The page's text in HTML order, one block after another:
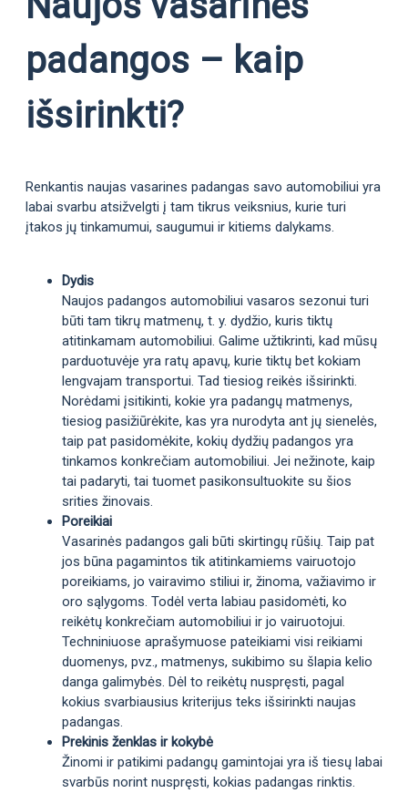
padangos – kaip
išsirinkti?
Renkantis naujas vasarines padangas savo automobiliui yra
labai svarbu atsižvelgti į tam tikrus veiksnius, kurie turi
įtakos jų tinkamumui, saugumui ir kitiems dalykams.
Dydis
Naujos padangos automobiliui vasaros sezonui turi
būti tam tikrų matmenų, t. y. dydžio, kuris tiktų
atitinkamam automobiliui. Galime užtikrinti, kad mūsų
parduotuvėje yra ratų apavų, kurie tiktų bet kokiam
lengvajam transportui. Tad tiesiog reikės išsirinkti.
Norėdami įsitikinti, kokie yra padangų matmenys,
tiesiog pasižiūrėkite, kas yra nurodyta ant jų sienelės,
taip pat pasidomėkite, kokių dydžių padangos yra
tinkamos konkrečiam automobiliui. Jei nežinote, kaip
tai padaryti, tai tuomet pasikonsultuokite su šios
srities žinovais.
Poreikiai
Vasarinės padangos gali būti skirtingų rūšių. Taip pat
jos būna pagamintos tik atitinkamiems vairuotojo
poreikiams, jo vairavimo stiliui ir, žinoma, važiavimo ir
oro sąlygoms. Todėl verta labiau pasidomėti, ko
reikėtų konkrečiam automobiliui ir jo vairuotojui.
Techniniuose aprašymuose pateikiami visi reikiami
duomenys, pvz., matmenys, sukibimo su šlapia kelio
danga galimybės. Dėl to reikėtų nuspręsti, pagal
kokius svarbiausius kriterijus teks išsirinkti naujas
padangas.
Prekinis ženklas ir kokybė
Žinomi ir patikimi padangų gamintojai yra iš tiesų labai
svarbūs norint nuspręsti, kokias padangas rinktis.